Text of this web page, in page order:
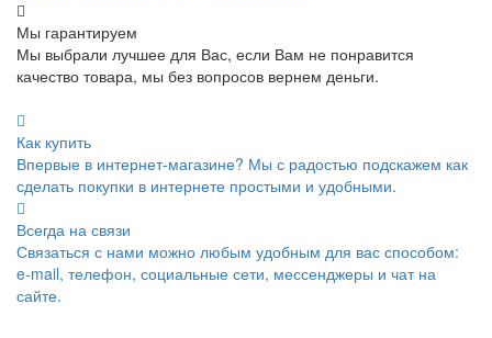
Мы гарантируем
Мы выбрали лучшее для Вас, если Вам не понравится
качество товара, мы без вопросов вернем деньги.
Как купить
Впервые в интернет-магазине? Мы с радостью подскажем как
сделать покупки в интернете простыми и удобными.
Всегда на связи
Связаться с нами можно любым удобным для вас способом:
e-mail, телефон, социальные сети, мессенджеры и чат на
сайте.